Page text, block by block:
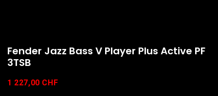
Fender Jazz Bass V Player Plus Active PF
3TSB
1 227,00 CHF